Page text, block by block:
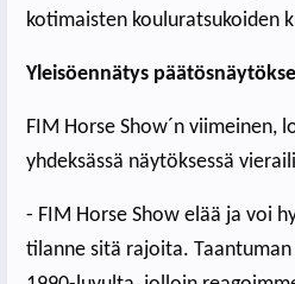
kotimaisten kouluratsukoiden
Yleisöennätys
FIM Horse Show´n viimeinen,
yhdeksässä näytöksessä
- FIM Horse Show elää ja voi
tilanne sitä rajoita.